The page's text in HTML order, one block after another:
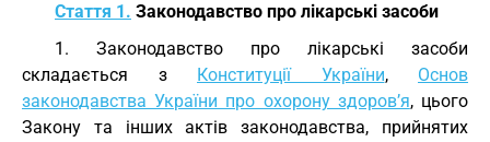
Стаття 1. Законодавство про лікарські засоби
1. Законодавство про лікарські засоби
складається з Конституції України, Основ
законодавства України про охорону здоров’я, цього
Закону та інших актів законодавства, прийнятих